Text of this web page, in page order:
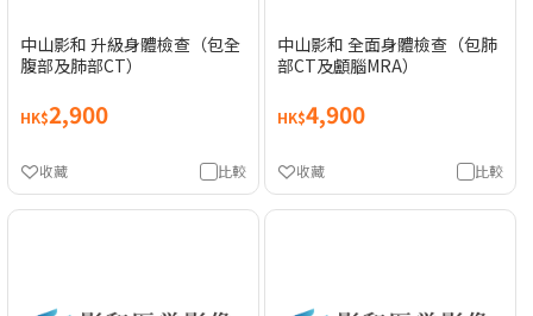
中山影和 升級身體檢查（包全
腹部及肺部CT）
HK$2,900
比較
收藏
中山影和 全面身體檢查（包肺
部CT及顱腦MRA）
HK$4,900
比較
收藏